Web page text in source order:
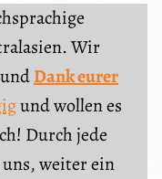
Wir
Dank eurer
und wollen es
Durch jede
weiter ein